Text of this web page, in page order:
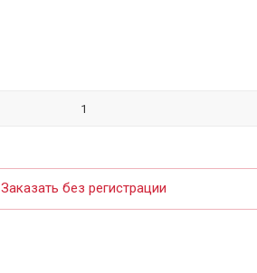
Заказать без регистрации